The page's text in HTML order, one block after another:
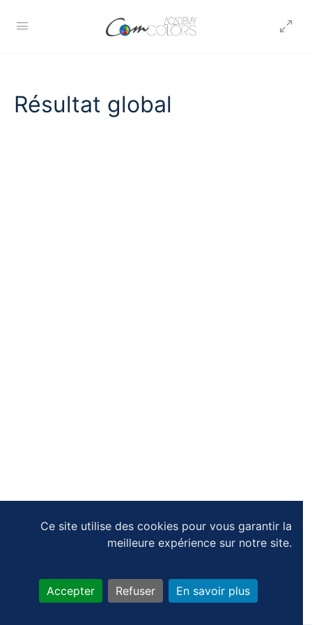
Ce site utilise des cookies pour vous garantir la
meilleure expérience sur notre site.
Accepter Refuser En savoir plus
Résultat global